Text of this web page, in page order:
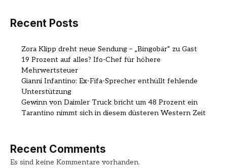
Recent Posts
Zora Klipp dreht neue Sendung – „Bingobär“ zu Gast
19 Prozent auf alles? Ifo-Chef für höhere
Mehrwertsteuer
Gianni Infantino: Ex-Fifa-Sprecher enthüllt fehlende
Unterstützung
Gewinn von Daimler Truck bricht um 48 Prozent ein
Tarantino nimmt sich in diesem düsteren Western Zeit
Recent Comments
Es sind keine Kommentare vorhanden.